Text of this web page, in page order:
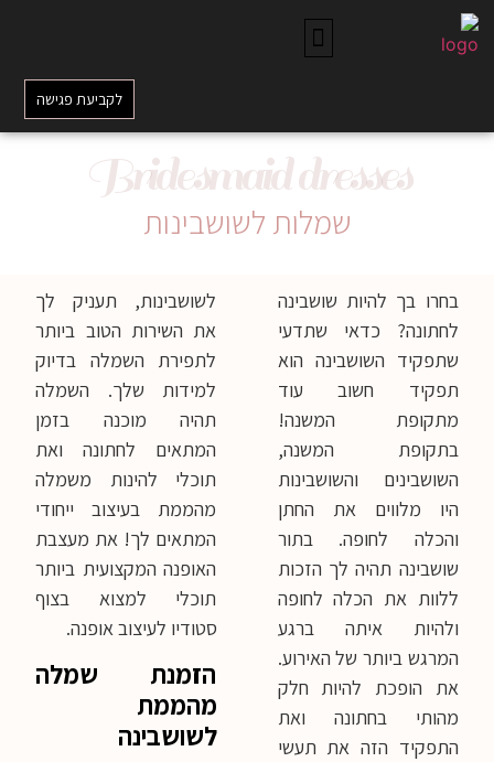
לקביעת פגישה
Bridesmaid dresses
שמלות לשושבינות
בחרו בך להיות שושבינה
לחתונה? כדאי שתדעי
שתפקיד השושבינה הוא
תפקיד חשוב עוד
מתקופת המשנה!
בתקופת המשנה,
השושבינים והשושבינות
היו מלווים את החתן
והכלה לחופה. בתור
שושבינה תהיה לך הזכות
ללוות את הכלה לחופה
ולהיות איתה ברגע
המרגש ביותר של האירוע.
את הופכת להיות חלק
מהותי בחתונה ואת
התפקיד הזה את תעשי
לשושבינות, תעניק לך
את השירות הטוב ביותר
לתפירת השמלה בדיוק
למידות שלך. השמלה
תהיה מוכנה בזמן
המתאים לחתונה ואת
תוכלי להינות משמלה
מהממת בעיצוב ייחודי
המתאים לך! את מעצבת
האופנה המקצועית ביותר
תוכלי למצוא בצוף
סטודיו לעיצוב אופנה.
הזמנת שמלה
מהממת
לשושבינה